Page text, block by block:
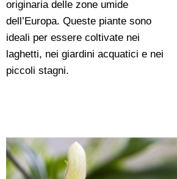
originaria delle zone umide
dell’Europa. Queste piante sono
ideali per essere coltivate nei
laghetti, nei giardini acquatici e nei
piccoli stagni.